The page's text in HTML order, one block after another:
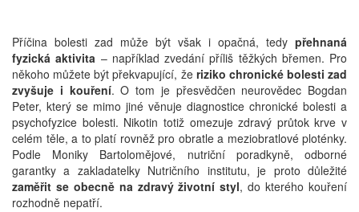
Příčina bolesti zad může být však i opačná, tedy přehnaná
fyzická aktivita – například zvedání příliš těžkých břemen. Pro
někoho můžete být překvapující, že riziko chronické bolesti zad
zvyšuje i kouření. O tom je přesvědčen neurovědec Bogdan
Peter, který se mimo jiné věnuje diagnostice chronické bolesti a
psychofyzice bolesti. Nikotin totiž omezuje zdravý průtok krve v
celém těle, a to platí rovněž pro obratle a meziobratlové ploténky.
Podle Moniky Bartolomějové, nutriční poradkyně, odborné
garantky a zakladatelky Nutričního institutu, je proto důležité
zaměřit se obecně na zdravý životní styl, do kterého kouření
rozhodně nepatří.